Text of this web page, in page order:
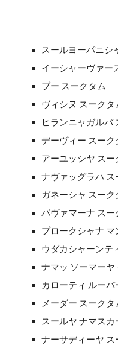
スールヨーパニシ
イーシャーヴァー
ブー スークタム
ヴィシヌ スークタ
ヒランニャガルバ
デーヴィー スーク
アーユッシヤ スー
ナヴァッグラハ ス
ガネーシャ スーク
パヴァマーナ スー
プロークシャナ マ
ウダカシャーンテ
ナマッ ソーマーヤ
カローティ ルー
メーダー スーク
スールヤ ナマス
ナーサディーヤ